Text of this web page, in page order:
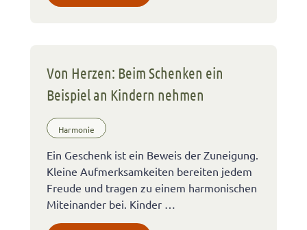
Von Herzen: Beim Schenken ein
Beispiel an Kindern nehmen
Harmonie
Ein Geschenk ist ein Beweis der Zuneigung.
Kleine Aufmerksamkeiten bereiten jedem
Freude und tragen zu einem harmonischen
Miteinander bei. Kinder …